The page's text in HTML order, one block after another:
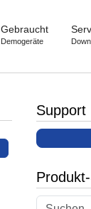
Gebraucht
Demogeräte
Support